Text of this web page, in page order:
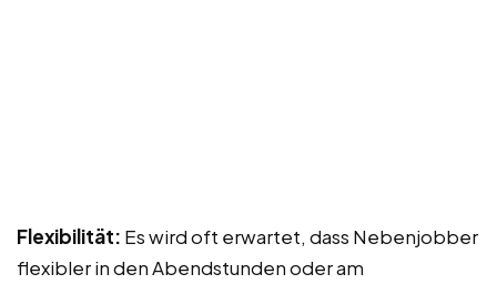
Flexibilität: Es wird oft erwartet, dass Nebenjobber
flexibler in den Abendstunden oder am